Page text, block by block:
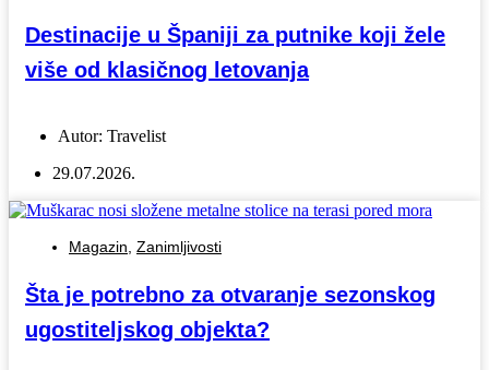
Destinacije u Španiji za putnike koji žele
više od klasičnog letovanja
Autor: Travelist
29.07.2026.
Magazin Zanimljivosti
Šta je potrebno za otvaranje sezonskog
ugostiteljskog objekta?